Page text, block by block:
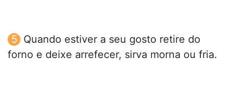
Quando estiver a seu gosto retire do
forno e deixe arrefecer, sirva morna ou fria.